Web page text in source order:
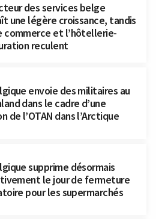
des services belge
une légère croissance, tandis
commerce et l’hôtellerie-
reculent
envoie des militaires au
dans le cadre d’une
de l’OTAN dans l’Arctique
supprime désormais
le jour de fermeture
pour les supermarchés